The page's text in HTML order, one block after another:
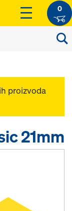
0
proizvoda
21mm